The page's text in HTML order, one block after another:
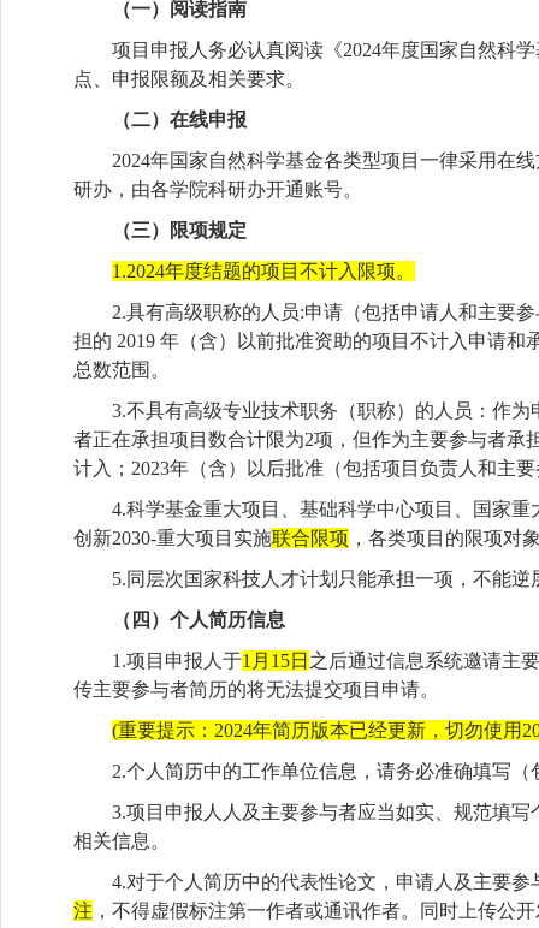
（一）阅读指南
项目申报人务必认真阅读《2024年度国家自然科
点、申报限额及相关要求。
（二）在线申报
2024年国家自然科学基金各类型项目一律采用在
研办，由各学院科研办开通账号。
（三）限项规定
1.2024年度结题的项目不计入限项。
2.具有高级职称的人员:申请（包括申请人和主要
担的 2019 年（含）以前批准资助的项目不计入申请
总数范围。
3.不具有高级专业技术职务（职称）的人员：作
者正在承担项目数合计限为2项，但作为主要参与者
计入；2023年（含）以后批准（包括项目负责人和主
4.科学基金重大项目、基础科学中心项目、国家
创新2030-重大项目实施联合限项 ，各类项目的限项对
5.同层次国家科技人才计划只能承担一项，不能逆
（四）个人简历信息
1.项目申报人于1月15日 之后通过信息系统邀请主
传主要参与者简历的将无法提交项目申请。
(重要提示：2024年简历版本已经更新，切勿使用
2.个人简历中的工作单位信息，请务必准确填写（
3.项目申报人人及主要参与者应当如实、规范填
相关信息。
4.对于个人简历中的代表性论文，申请人及主要
注 ，不得虚假标注第一作者或通讯作者。同时上传公